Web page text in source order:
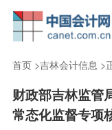
首页>吉林会计信息 >
财政部吉林监管
常态化监督专项